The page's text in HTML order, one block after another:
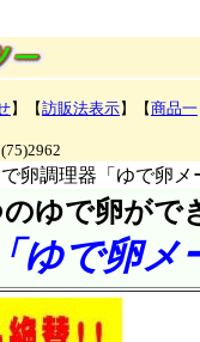
】【訪販法表示】【商品一
卵調理器「ゆで卵メ
ゆで卵がで
ゆで卵メ